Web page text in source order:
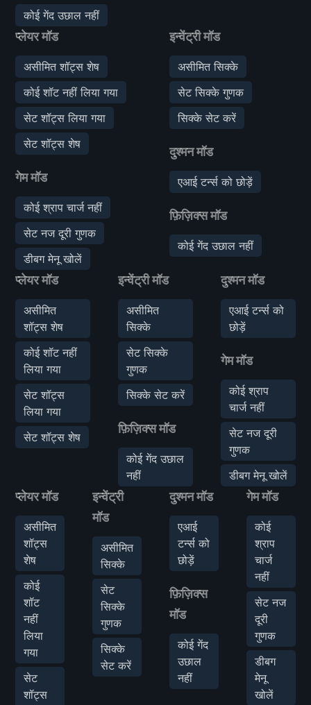
कोई गेंद उछाल नहीं
प्लेयर मॉड
असीमित शॉट्स शेष
कोई शॉट नहीं लिया गया
सेट शॉट्स लिया गया
सेट शॉट्स शेष
गेम मॉड
कोई श्राप चार्ज नहीं
सेट नज दूरी गुणक
डीबग मेनू खोलें
इन्वेंट्री मॉड
असीमित सिक्के
सेट सिक्के गुणक
सिक्के सेट करें
दुश्मन मॉड
एआई टर्न्स को छोड़ें
फ़िज़िक्स मॉड
कोई गेंद उछाल नहीं
प्लेयर मॉड
असीमित
शॉट्स शेष
कोई शॉट नहीं
लिया गया
सेट शॉट्स
लिया गया
सेट शॉट्स शेष
इन्वेंट्री मॉड
असीमित
सिक्के
सेट सिक्के
गुणक
सिक्के सेट करें
फ़िज़िक्स मॉड
कोई गेंद उछाल
नहीं
दुश्मन मॉड
एआई टर्न्स को
छोड़ें
गेम मॉड
कोई श्राप
चार्ज नहीं
सेट नज दूरी
गुणक
डीबग मेनू खोलें
प्लेयर मॉड
असीमित
शॉट्स
शेष
कोई
शॉट
नहीं
लिया
गया
सेट
शॉट्स
इन्वेंट्री
मॉड
असीमित
सिक्के
सेट
सिक्के
गुणक
सिक्के
सेट करें
दुश्मन मॉड
एआई
टर्न्स को
छोड़ें
फ़िज़िक्स
मॉड
कोई गेंद
उछाल
नहीं
गेम मॉड
कोई
श्राप
चार्ज
नहीं
सेट नज
दूरी
गुणक
डीबग
मेनू
खोलें